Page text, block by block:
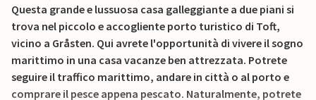
Questa grande e lussuosa casa galleggiante a due piani si
trova nel piccolo e accogliente porto turistico di Toft,
vicino a Gråsten. Qui avrete l'opportunità di vivere il sogno
marittimo in una casa vacanze ben attrezzata. Potrete
seguire il traffico marittimo, andare in città o al porto e
comprare il pesce appena pescato. Naturalmente, potrete